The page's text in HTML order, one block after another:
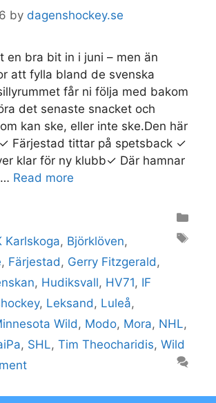
by dagenshockey.se
en bra bit in i juni – men än
att fylla bland de svenska
får ni följa med bakom
det senaste snacket och
kan ske, eller inte ske.Den här
Färjestad tittar på spetsback ✓
klar för ny klubb✓ Där hamnar
Read more
Karlskoga, Björklöven,
, Färjestad, Gerry Fitzgerald,
, Hudiksvall, HV71, IF
, Leksand, Luleå,
Wild, Modo, Mora, NHL,
, SHL, Tim Theocharidis, Wild